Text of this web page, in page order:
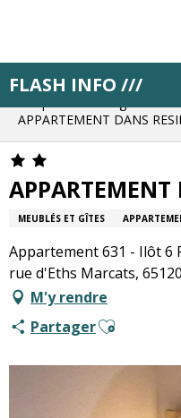
principal
FLASH INFO ///
Accueil
Résa pas à
APPARTEMENT DANS
APPARTEMENT
MEUBLÉS ET GÎTES
Appartement 631 - Ilôt 6
rue d'Eths Marcats,
M'y rendre
PartagerAjouter aux